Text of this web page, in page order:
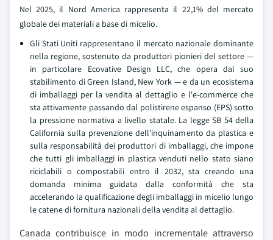
Nel 2025, il Nord America rappresenta il 22,1% del mercato
globale dei materiali a base di micelio.
Gli Stati Uniti rappresentano il mercato nazionale dominante
nella regione, sostenuto da produttori pionieri del settore —
in particolare Ecovative Design LLC, che opera dal suo
stabilimento di Green Island, New York — e da un ecosistema
di imballaggi per la vendita al dettaglio e l'e-commerce che
sta attivamente passando dal polistirene espanso (EPS) sotto
la pressione normativa a livello statale. La legge SB 54 della
California sulla prevenzione dell'inquinamento da plastica e
sulla responsabilità dei produttori di imballaggi, che impone
che tutti gli imballaggi in plastica venduti nello stato siano
riciclabili o compostabili entro il 2032, sta creando una
domanda minima guidata dalla conformità che sta
accelerando la qualificazione degli imballaggi in micelio lungo
le catene di fornitura nazionali della vendita al dettaglio.
Canada contribuisce in modo incrementale attraverso